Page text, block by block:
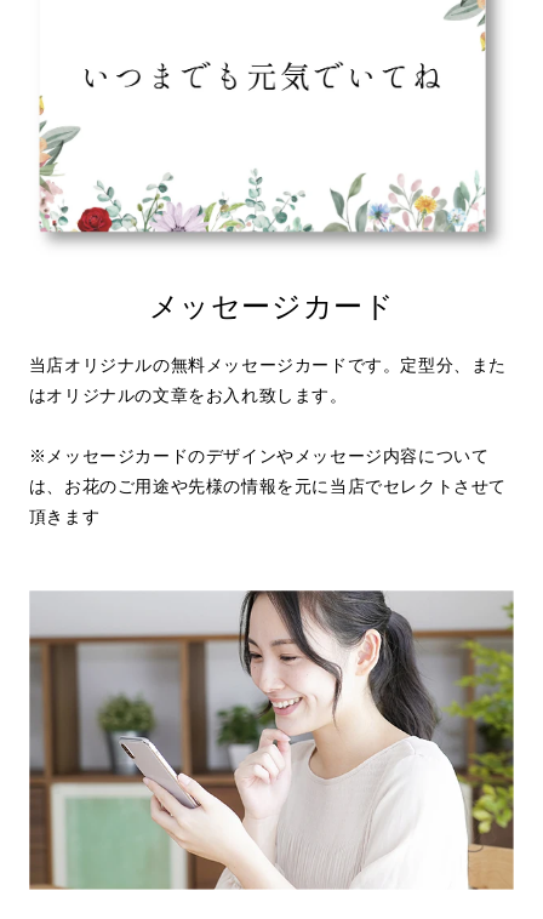
メッセージカード
当店オリジナルの無料メッセージカードです。定型分、また
はオリジナルの文章をお入れ致します。
※メッセージカードのデザインやメッセージ内容について
は、お花のご用途や先様の情報を元に当店でセレクトさせて
頂きます